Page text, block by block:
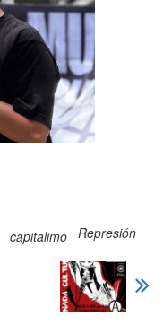
capitalimo Represión